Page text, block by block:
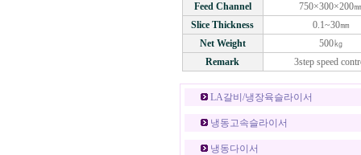
Feed Channel
750×300×200
Slice Thickness
0.1~30㎜
Net Weight
500㎏
Remark
3step speed
LA갈비/냉장육슬라이서
냉동고속슬라이서
냉동다이서